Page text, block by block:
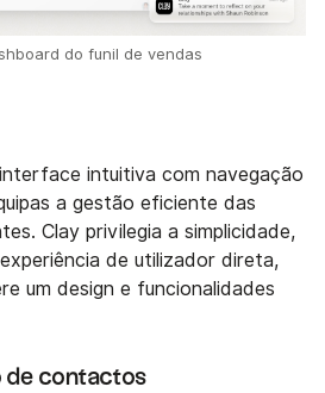
do funil de vendas
intuitiva com navegação
a gestão eficiente das
Clay privilegia a simplicidade,
de utilizador direta,
um design e funcionalidades
de contactos